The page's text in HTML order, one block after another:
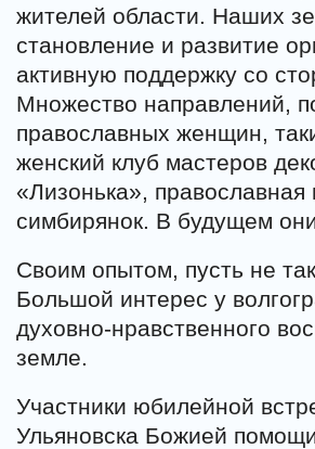
жителей области. Наших
становление и развитие
активную поддержку со
Множество направлений,
православных женщин,
женский клуб мастеров
«Лизонька», православная
симбирянок. В будущем
Своим опытом, пусть не
Большой интерес у
духовно-нравственного
земле.
Участники юбилейной
Ульяновска Божией